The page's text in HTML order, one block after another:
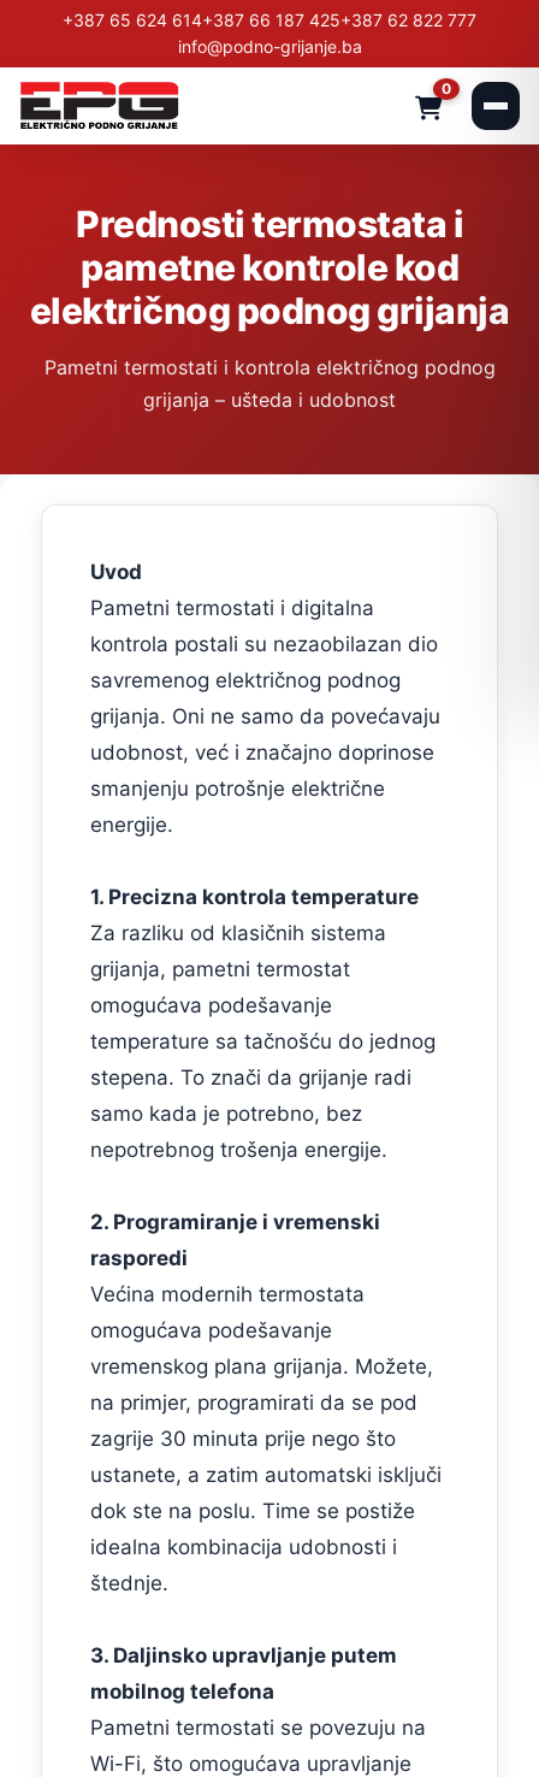
+387 65 624 614+387 66 187 425+387 62 822 777
info@podno-grijanje.ba
0
Prednosti termostata i
pametne kontrole kod
električnog podnog grijanja
Pametni termostati i kontrola električnog podnog
grijanja – ušteda i udobnost
Uvod
Pametni termostati i digitalna
kontrola postali su nezaobilazan dio
savremenog električnog podnog
grijanja. Oni ne samo da povećavaju
udobnost, već i značajno doprinose
smanjenju potrošnje električne
energije.
1. Precizna kontrola temperature
Za razliku od klasičnih sistema
grijanja, pametni termostat
omogućava podešavanje
temperature sa tačnošću do jednog
stepena. To znači da grijanje radi
samo kada je potrebno, bez
nepotrebnog trošenja energije.
2. Programiranje i vremenski
rasporedi
Većina modernih termostata
omogućava podešavanje
vremenskog plana grijanja. Možete,
na primjer, programirati da se pod
zagrije 30 minuta prije nego što
ustanete, a zatim automatski isključi
dok ste na poslu. Time se postiže
idealna kombinacija udobnosti i
štednje.
3. Daljinsko upravljanje putem
mobilnog telefona
Pametni termostati se povezuju na
Wi-Fi, što omogućava upravljanje